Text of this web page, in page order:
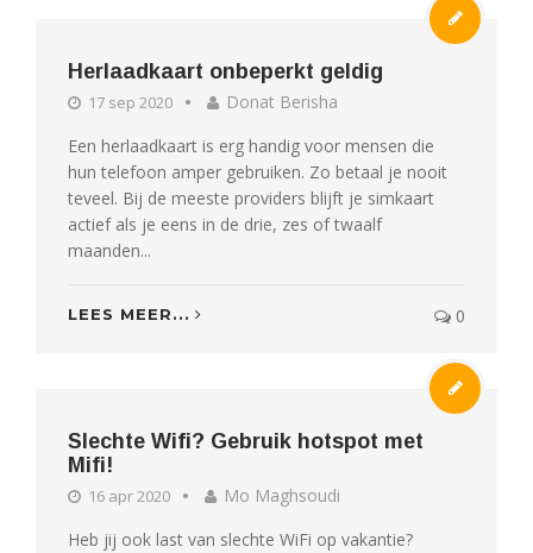
Herlaadkaart onbeperkt geldig
17 sep 2020
Donat Berisha
Een herlaadkaart is erg handig voor mensen die
hun telefoon amper gebruiken. Zo betaal je nooit
teveel. Bij de meeste providers blijft je simkaart
actief als je eens in de drie, zes of twaalf
maanden...
LEES MEER... 0
Slechte Wifi? Gebruik hotspot met
Mifi!
16 apr 2020
Mo Maghsoudi
Heb jij ook last van slechte WiFi op vakantie?